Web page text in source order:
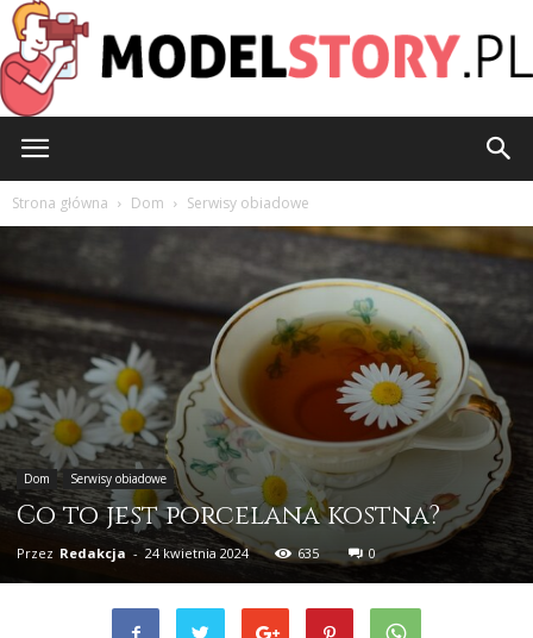
Strona główna Dom Serwisy obiadowe
Dom Serwisy obiadowe
Co to jest porcelana kostna?
Przez Redakcja - 24 kwietnia 2024 635 0